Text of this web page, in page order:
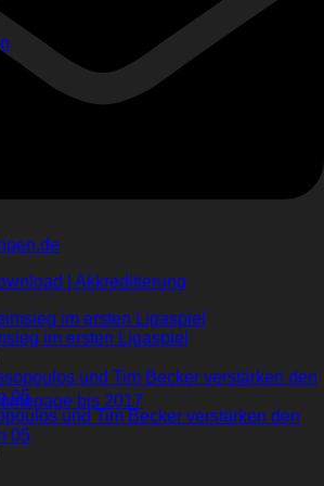
| Akkreditierung
bis 2017
im ersten Ligaspiel
und Tim Becker verstärken den
05